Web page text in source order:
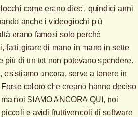
come erano dieci, quindici anni
anche i videogiochi più
erano famosi solo perché
fatti girare di mano in mano in sette
più di un tot non potevano spendere.
esistiamo ancora, serve a tenere in
coloro che creano hanno deciso
noi SIAMO ANCORA QUI, noi
e avidi fruttivendoli di software